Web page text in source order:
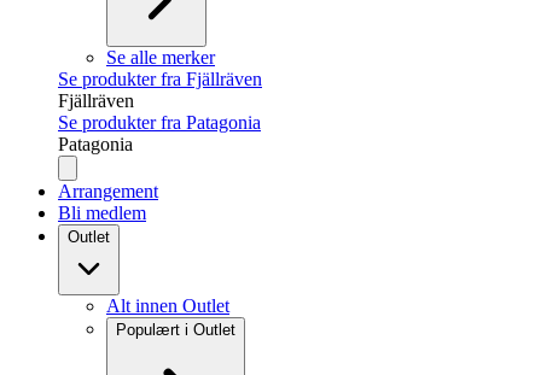
Se alle merker
Se produkter fra Fjällräven
Fjällräven
Se produkter fra Patagonia
Patagonia
Arrangement
Bli medlem
Outlet
Alt innen Outlet
Populært i Outlet